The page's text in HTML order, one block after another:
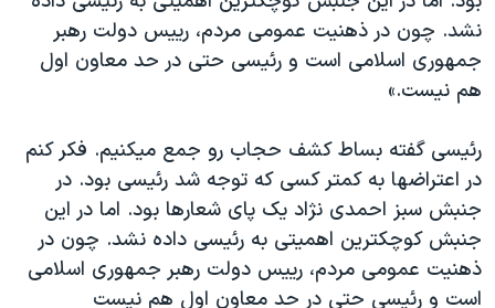
نشد. چون در ذهنیت عمومی مردم، رییس دولت رهبر
جمهوری اسلامی است و رئیسی حتی در حد معاون اول
هم نیست.»
رئیسی گفته بساط کشف حجاب رو جمع میکنیم. فکر کنم
در اعتراضها به کمتر کسی که توجه شد رئیسی بود. در
جنبش سبز احمدی نژاد یک پای شعارها بود. اما در این
جنبش کوچکترین اهمیتی به رئیسی داده نشد. چون در
ذهنیت عمومی مردم، رییس دولت رهبر جمهوری اسلامی
است و رئیسی حتی در حد معاون اول هم نیست